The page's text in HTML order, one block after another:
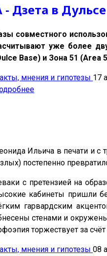
Дзета в Дульсе
совместного
уже более
Base) и Зона 51 (Area
мнения и гипотезы 17
Ильича в печати и с
постепенно
с претензией на
кабинеты пришли
гарвардским
стенами и
торжествует за счёт
мнения и гипотезы 08